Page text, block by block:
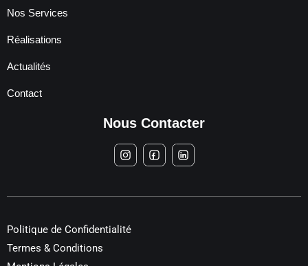
Nos Services
Réalisations
Actualités
Contact
Nous Contacter
Politique de Confidentialité
Termes & Conditions